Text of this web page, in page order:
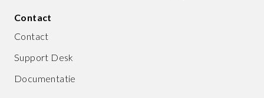
Contact
Contact
Support Desk
Documentatie